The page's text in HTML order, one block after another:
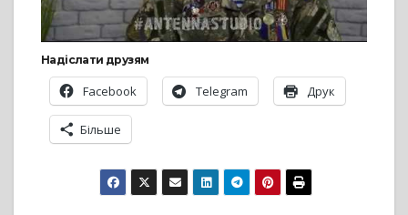
Надіслати друзям
Facebook Telegram Друк
Більше